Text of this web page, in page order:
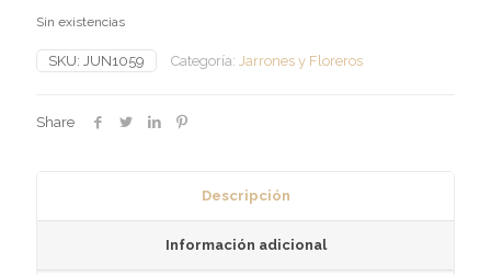
Sin existencias
SKU: JUN1059 Categoría: Jarrones y Floreros
Share
Descripción
Información adicional